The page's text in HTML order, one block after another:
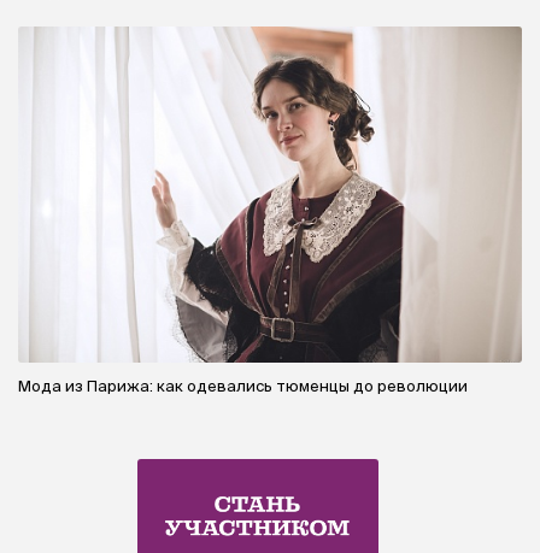
Мода из Парижа: как одевались тюменцы до революции